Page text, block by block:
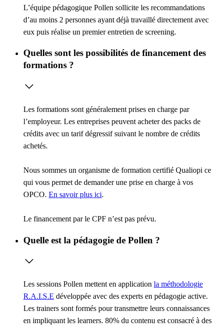
L’équipe pédagogique Pollen sollicite les recommandations
d’au moins 2 personnes ayant déjà travaillé directement avec
eux puis réalise un premier entretien de screening.
Quelles sont les possibilités de financement des
formations ?
Les formations sont généralement prises en charge par
l’employeur. Les entreprises peuvent acheter des packs de
crédits avec un tarif dégressif suivant le nombre de crédits
achetés.
Nous sommes un organisme de formation certifié Qualiopi ce
qui vous permet de demander une prise en charge à vos
OPCO. En savoir plus ici.
Le financement par le CPF n’est pas prévu.
Quelle est la pédagogie de Pollen ?
Les sessions Pollen mettent en application la méthodologie
R.A.I.S.E développée avec des experts en pédagogie active.
Les trainers sont formés pour transmettre leurs connaissances
en impliquant les learners. 80% du contenu est consacré à des